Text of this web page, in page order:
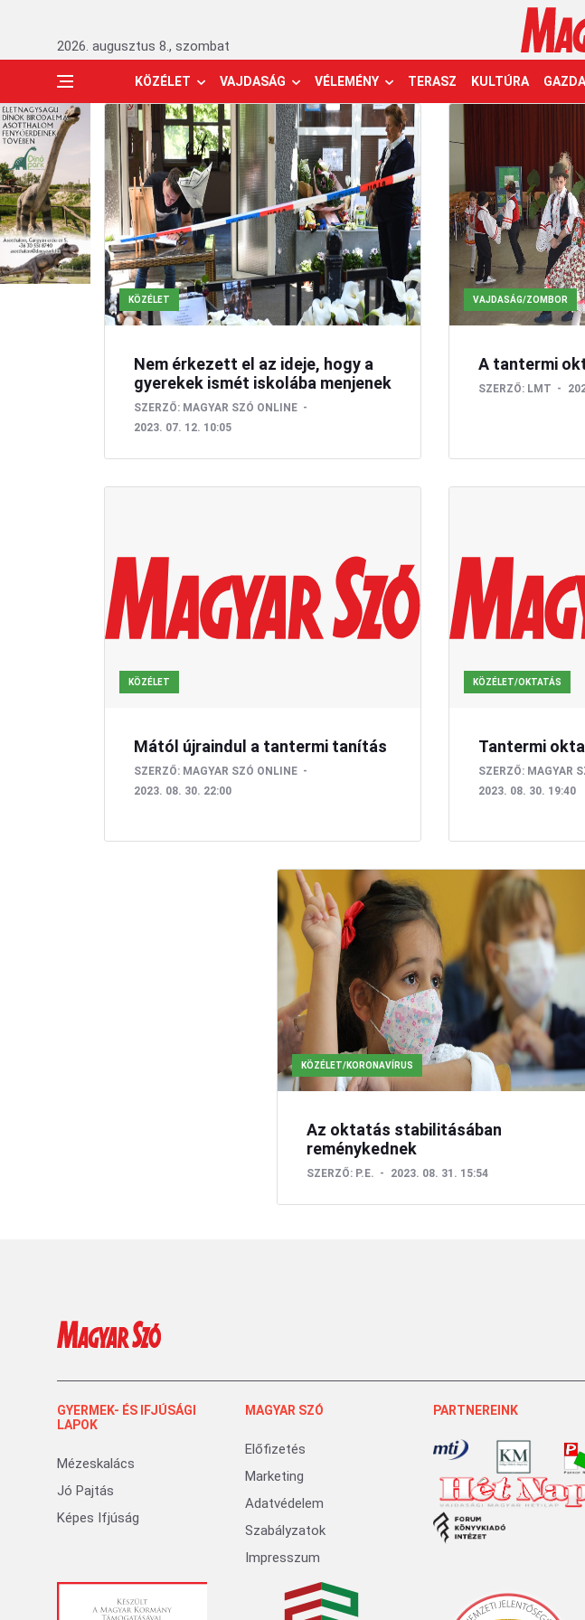
2026. augusztus 8., szombat
KÖZÉLET VAJDASÁG VÉLEMÉNY TERASZ KULTÚRA
KÖZÉLET
Nem érkezett el az ideje, hogy a
gyerekek ismét iskolába menjenek
SZERZŐ: MAGYAR SZÓ ONLINE
2023. 07. 12. 10:05
VAJDASÁG/ZOMBOR
A tantermi
SZERZŐ: LMT
KÖZÉLET
Mától újraindul a tantermi tanítás
SZERZŐ: MAGYAR SZÓ ONLINE
2023. 08. 30. 22:00
KÖZÉLET/OKTATÁS
Tantermi
SZERZŐ: MAGYAR
2023. 08. 30. 19:40
KÖZÉLET/KORONAVÍRUS
Az oktatás stabilitásában
reménykednek
SZERZŐ: P.E. 2023. 08. 31. 15:54
GYERMEK- ÉS IFJÚSÁGI
LAPOK
Mézeskalács
Jó Pajtás
Képes Ifjúság
MAGYAR SZÓ
Előfizetés
Marketing
Adatvédelem
Szabályzatok
Impresszum
PARTNEREINK